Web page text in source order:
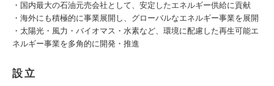
・国内最大の石油元売会社として、安定したエネルギー供給に貢献
・海外にも積極的に事業展開し、グローバルなエネルギー事業を展開
・太陽光・風力・バイオマス・水素など、環境に配慮した再生可能エ
ネルギー事業を多角的に開発・推進
設立